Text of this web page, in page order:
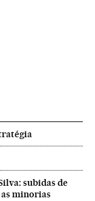
subidas de
minorias